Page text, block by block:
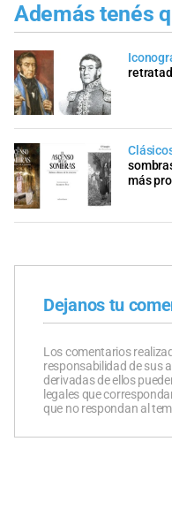
Además tenés
más
Dejanos tu
Los comentarios
responsabilidad de sus
derivadas de ellos
legales que
que no respondan al